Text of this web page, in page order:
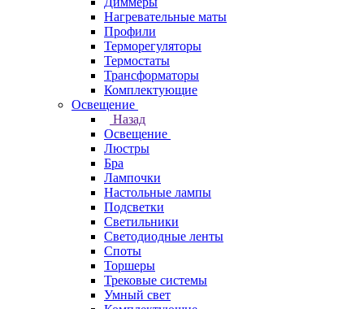
Нагревательные маты
Профили
Терморегуляторы
Термостаты
Трансформаторы
Комплектующие
Освещение
Назад
Освещение
Люстры
Бра
Лампочки
Настольные лампы
Подсветки
Светильники
Светодиодные ленты
Споты
Торшеры
Трековые системы
Умный свет